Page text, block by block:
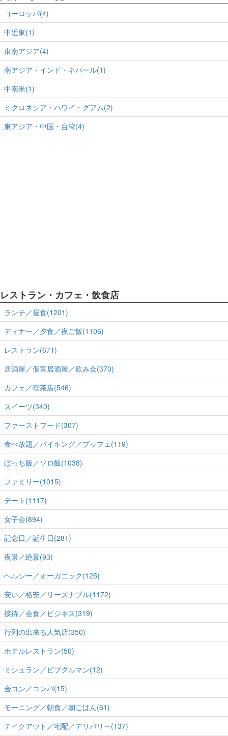
ヨーロッパ(4)
中近東(1)
東南アジア(4)
南アジア・インド・ネパール(1)
中南米(1)
ミクロネシア・ハワイ・グアム(2)
東アジア・中国・台湾(4)
レストラン・カフェ・飲食店
ランチ／昼食(1201)
ディナー／夕食／夜ご飯(1106)
レストラン(671)
居酒屋／個室居酒屋／飲み会(370)
カフェ／喫茶店(546)
スイーツ(340)
ファーストフード(307)
食べ放題／バイキング／ブッフェ(119)
ぼっち飯／ソロ飯(1038)
ファミリー(1015)
デート(1117)
女子会(894)
記念日／誕生日(281)
夜景／絶景(93)
ヘルシー／オーガニック(125)
安い／格安／リーズナブル(1172)
接待／会食／ビジネス(319)
行列の出来る人気店(350)
ホテルレストラン(50)
ミシュラン／ビブグルマン(12)
合コン／コンパ(15)
モーニング／朝食／朝ごはん(61)
テイクアウト／宅配／デリバリー(137)